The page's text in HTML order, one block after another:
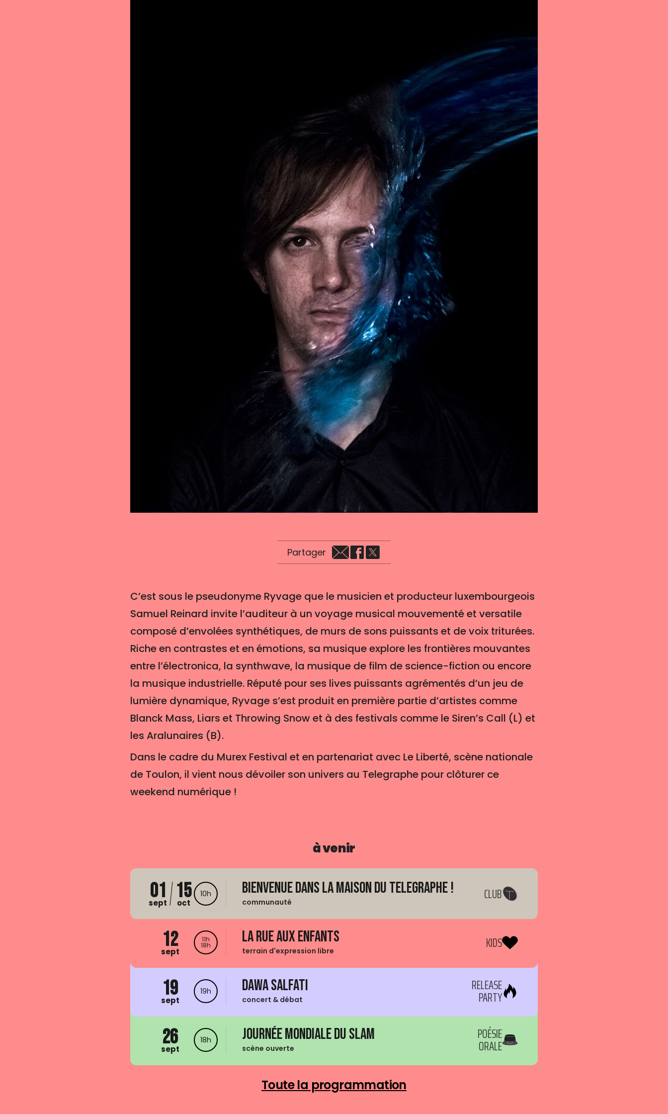
Partager
C’est sous le pseudonyme Ryvage que le musicien et producteur luxembourgeois
Samuel Reinard invite l’auditeur à un voyage musical mouvementé et versatile
composé d’envolées synthétiques, de murs de sons puissants et de voix triturées.
Riche en contrastes et en émotions, sa musique explore les frontières mouvantes
entre l’électronica, la synthwave, la musique de film de science-fiction ou encore
la musique industrielle. Réputé pour ses lives puissants agrémentés d’un jeu de
lumière dynamique, Ryvage s’est produit en première partie d’artistes comme
Blanck Mass, Liars et Throwing Snow et à des festivals comme le Siren’s Call (L) et
les Aralunaires (B).
Dans le cadre du Murex Festival et en partenariat avec Le Liberté, scène nationale
de Toulon, il vient nous dévoiler son univers au Telegraphe pour clôturer ce
weekend numérique !
à venir
01
sept 15
oct
10h Bienvenue dans La Maison du Telegraphe !
communauté CLUB
12
sept
11h
18h La Rue aux enfants
terrain d'expression libre KIDS
19
sept
19h Dawa Salfati
concert & débat
RELEASE
PARTY
26
sept
18h Journée mondiale du Slam
scène ouverte
POÉSIE
ORALE
Toute la programmation